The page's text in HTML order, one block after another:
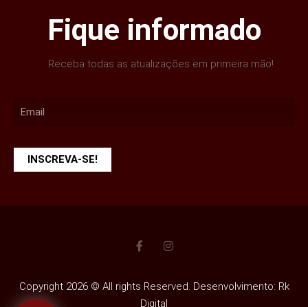
Fique informado
Receba todas as atualizações em primeira mão!
INSCREVA-SE!
Copyright 2026 © All rights Reserved. Desenvolvimento: Rk
Digital